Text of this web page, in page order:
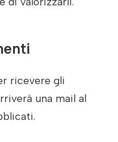
ricevere gli
una mail al